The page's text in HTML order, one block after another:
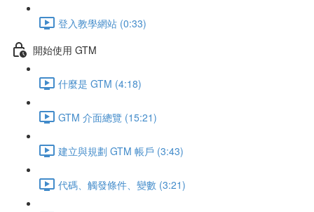
登入教學網站 (0:33)
開始使用 GTM
什麼是 GTM (4:18)
GTM 介面總覽 (15:21)
建立與規劃 GTM 帳戶 (3:43)
代碼、觸發條件、變數 (3:21)